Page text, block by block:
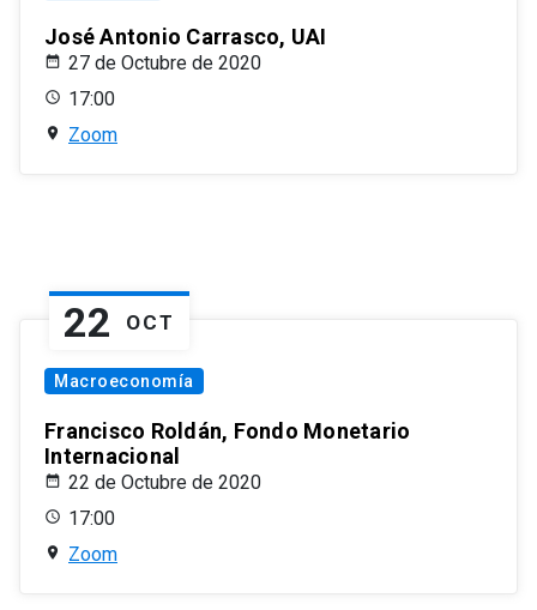
José Antonio Carrasco, UAI
27 de Octubre de 2020
17:00
Zoom
22 OCT
Macroeconomía
Francisco Roldán, Fondo Monetario
Internacional
22 de Octubre de 2020
17:00
Zoom